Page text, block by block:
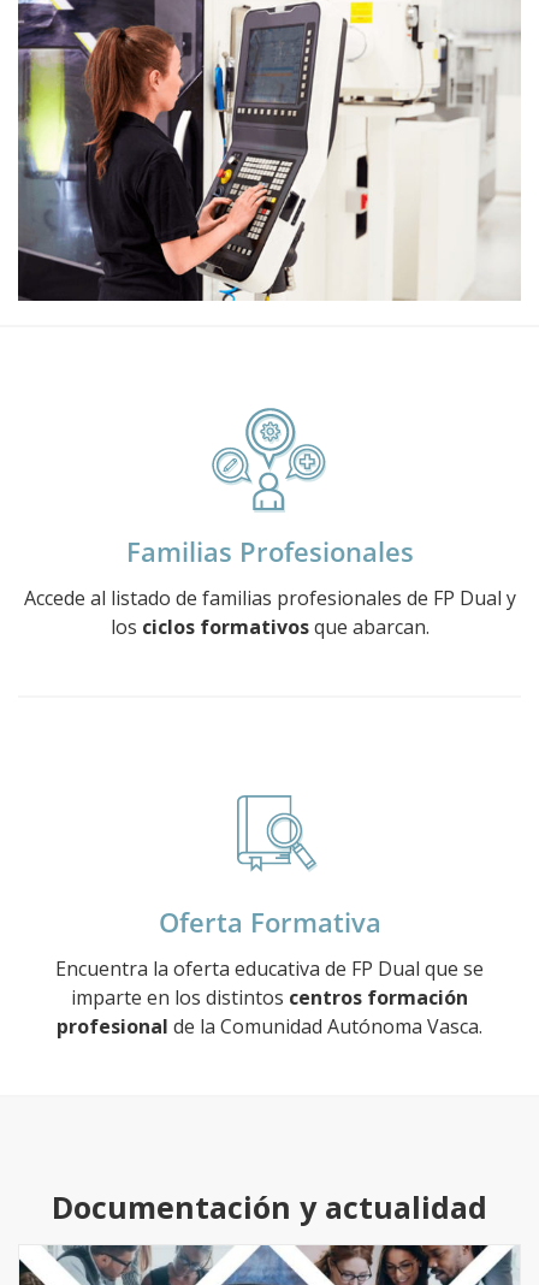
Familias Profesionales
Accede al listado de familias profesionales de FP Dual y
los ciclos formativosque abarcan.
Oferta Formativa
Encuentra la oferta educativa de FP Dual que se
imparte en los distintos centros formación
profesional de la Comunidad Autónoma Vasca.
Documentación y actualidad